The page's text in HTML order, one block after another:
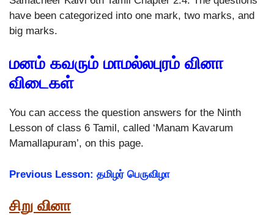
have been categorized into one mark, two marks, and
big marks.
மனம் கவரும் மாமல்லபுரம் வினா
விடைகள்
You can access the question answers for the Ninth
Lesson of class 6 Tamil, called ‘Manam Kavarum
Mamallapuram’, on this page.
Previous Lesson: தமிழர் பெருவிழா
சிறு வினா